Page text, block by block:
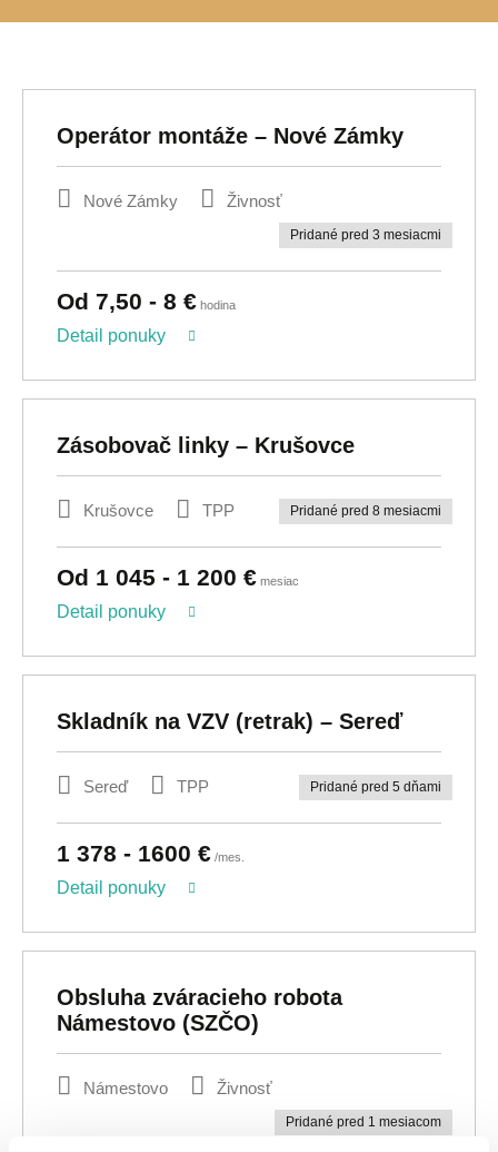
Operátor montáže – Nové Zámky
Nové Zámky Živnosť
Pridané pred 3 mesiacmi
Od 7,50 - 8 € hodina
Detail ponuky
Zásobovač linky – Krušovce
Krušovce TPP Pridané pred 8 mesiacmi
Od 1 045 - 1 200 € mesiac
Detail ponuky
Skladník na VZV (retrak) – Sereď
Sereď TPP Pridané pred 5 dňami
1 378 - 1600 € /mes.
Detail ponuky
Obsluha zváracieho robota
Námestovo (SZČO)
Námestovo Živnosť
Pridané pred 1 mesiacom